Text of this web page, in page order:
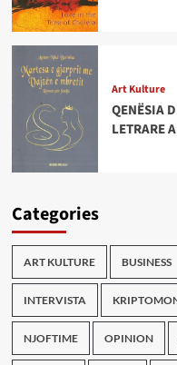
Art Kulture
QENËSIA
LETRARE
Categories
ART KULTURE BUSINESS
INTERVISTA
NJOFTIME OPINION